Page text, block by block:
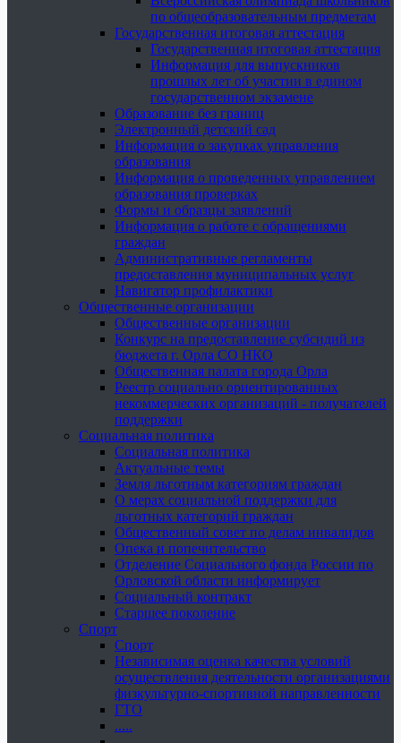
по общеобразовательным предметам
Государственная итоговая аттестация
Государственная итоговая аттестация
Информация для выпускников
прошлых лет об участии в едином
государственном экзамене
Образование без границ
Электронный детский сад
Информация о закупках управления
образования
Информация о проведенных управлением
образования проверках
Формы и образцы заявлений
Информация о работе с обращениями
граждан
Административные регламенты
предоставления муниципальных услуг
Навигатор профилактики
Общественные организации
Общественные организации
Конкурс на предоставление субсидий из
бюджета г. Орла СО НКО
Общественная палата города Орла
Реестр социально ориентированных
некоммерческих организаций - получателей
поддержки
Социальная политика
Социальная политика
Актуальные темы
Земля льготным категориям граждан
О мерах социальной поддержки для
льготных категорий граждан
Общественный совет по делам инвалидов
Опека и попечительство
Отделение Социального фонда России по
Орловской области информирует
Социальный контракт
Старшее поколение
Спорт
Спорт
Независимая оценка качества условий
осуществления деятельности организациями
физкультурно-спортивной направленности
ГТО
.....